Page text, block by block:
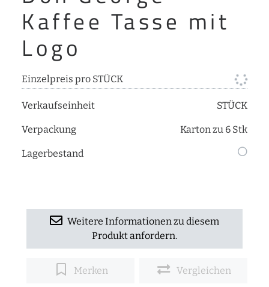
Kaffee Tasse mit
Logo
Einzelpreis pro STÜCK
Verkaufseinheit STÜCK
Verpackung Karton zu 6 Stk
Lagerbestand
Weitere Informationen zu diesem
Produkt anfordern.
Merken Vergleichen